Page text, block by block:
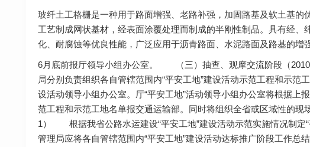
玻纤土工格栅是一种用于路面增强、老路补强，加固路基及软土基的
工艺制成网状基材，经表面涂覆处理而制成的半刚性制品。具有经
化、耐腐蚀等优良性能，广泛应用于沥青路面、水泥路面及路基的增
6月底前报厅领导小组办公室。 （三）抽查、观摩交流阶段（
局分别负责组织各自管辖范围内“平安工地”建设活动示范工程和示范
设活动领导小组办公室。厅“平安工地”活动领导小组办公室将根据上
范工程和示范工地名单报交通运输部。同时将组织全省或区域性
1） 根据我省公路水运建设“平安工地”建设活动示范实施情况制
管理局应将各自管辖范围内“平安工地”建设活动达标推广阶段工作总